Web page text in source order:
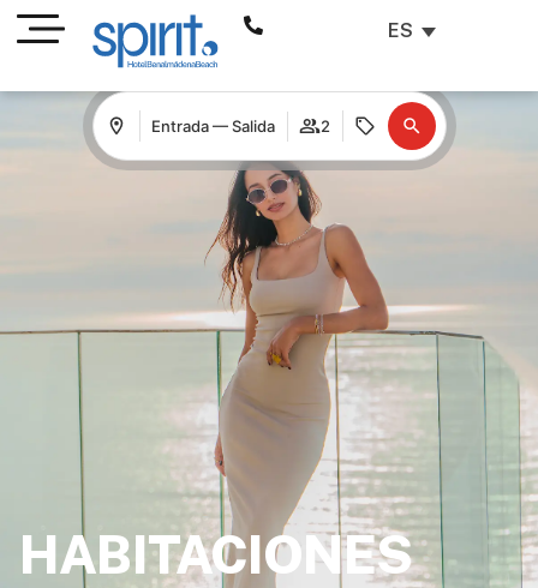
ES
Entrada — Salida 2
HABITACIONES